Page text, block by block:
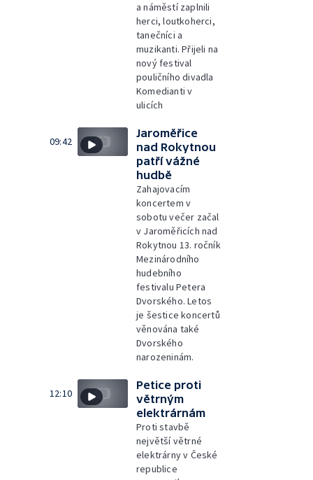
a náměstí zaplnili
herci, loutkoherci,
tanečníci a
muzikanti. Přijeli na
nový festival
pouličního divadla
Komedianti v
ulicích
09:42
Jaroměřice
nad Rokytnou
patří vážné
hudbě
Zahajovacím
koncertem v
sobotu večer začal
v Jaroměřicích nad
Rokytnou 13. ročník
Mezinárodního
hudebního
festivalu Petera
Dvorského. Letos
je šestice koncertů
věnována také
Dvorského
narozeninám.
12:10
Petice proti
větrným
elektrárnám
Proti stavbě
největší větrné
elektrárny v České
republice